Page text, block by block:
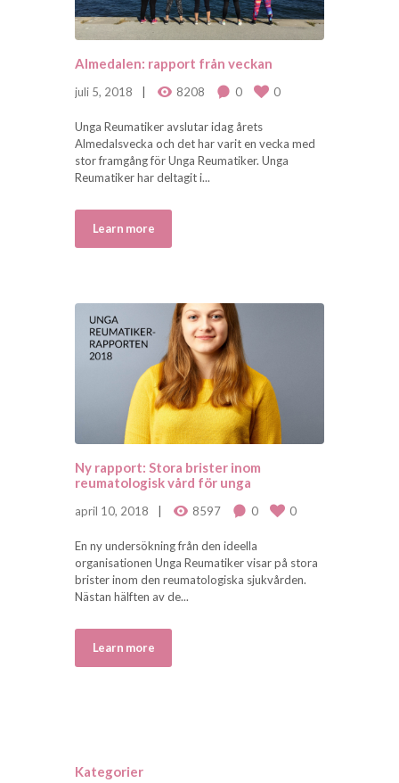
Almedalen: rapport från veckan
juli 5, 2018 8208 0 0
Unga Reumatiker avslutar idag årets
Almedalsvecka och det har varit en vecka med
stor framgång för Unga Reumatiker. Unga
Reumatiker har deltagit i...
Learn more
Ny rapport: Stora brister inom
reumatologisk vård för unga
april 10, 2018 8597 0 0
En ny undersökning från den ideella
organisationen Unga Reumatiker visar på stora
brister inom den reumatologiska sjukvården.
Nästan hälften av de...
Learn more
Kategorier